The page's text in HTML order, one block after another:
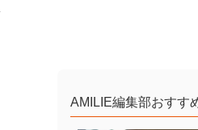
AMILIE編集部おすす